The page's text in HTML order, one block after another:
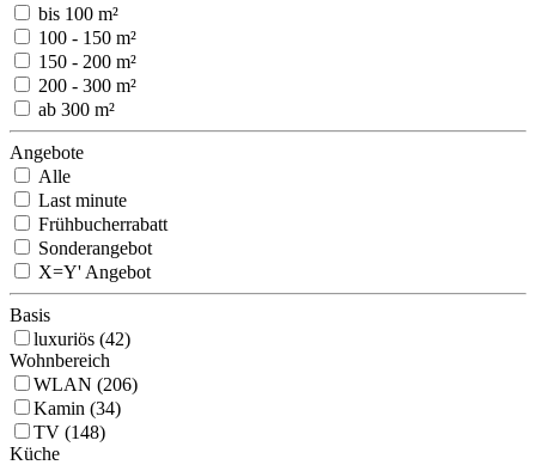
bis 100 m²
100 - 150 m²
150 - 200 m²
200 - 300 m²
ab 300 m²
Angebote
Alle
Last minute
Frühbucherrabatt
Sonderangebot
X=Y' Angebot
Basis
luxuriös (42)
Wohnbereich
WLAN (206)
Kamin (34)
TV (148)
Küche